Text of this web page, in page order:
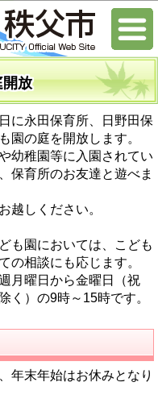
開放
に永田保育所、日野田保
園の庭を開放します。
幼稚園等に入園されてい
保育所のお友達と遊べま
越しください。
も園においては、こども
の相談にも応じます。
月曜日から金曜日（祝
く）の9時～15時です。
年末年始はお休みとなり